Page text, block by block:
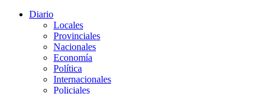
Diario
Locales
Provinciales
Nacionales
Economía
Política
Internacionales
Policiales